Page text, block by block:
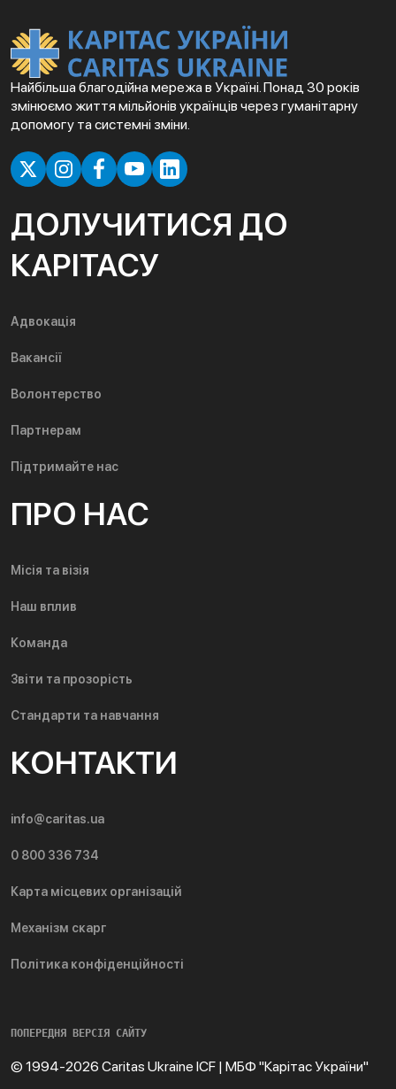
Найбільша благодійна мережа в Україні. Понад 30 років
змінюємо життя мільйонів українців через гуманітарну
допомогу та системні зміни.
ДОЛУЧИТИСЯ ДО
КАРІТАСУ
Адвокація
Вакансії
Волонтерство
Партнерам
Підтримайте нас
ПРО НАС
Місія та візія
Наш вплив
Команда
Звіти та прозорість
Стандарти та навчання
КОНТАКТИ
info@caritas.ua
0 800 336 734
Карта місцевих організацій
Механізм скарг
Політика конфіденційності
ПОПЕРЕДНЯ ВЕРСІЯ САЙТУ
© 1994-2026 Caritas Ukraine ICF | МБФ "Карітас України"